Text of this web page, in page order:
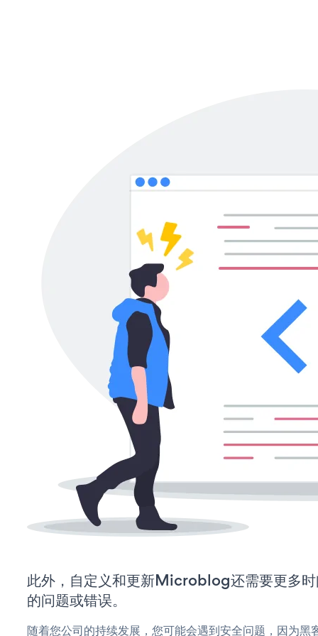
此外，自定义和更新Microblog还需要更多时
的问题或错误。
随着您公司的持续发展，您可能会遇到安全问题，因为